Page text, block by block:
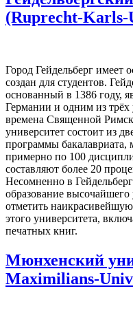
(Ruprecht-
Город Гейдельберг имеет
создан для студентов.
основанный в 1386 году,
Германии и одним из
времена Священной
университет состоит из
программы бакалавриата,
примерно по 100
составляют более 20
Несомненно в
образование высочайшего
отметить
этого университета,
печатных книг.
Мюнхенский
Maximilians-